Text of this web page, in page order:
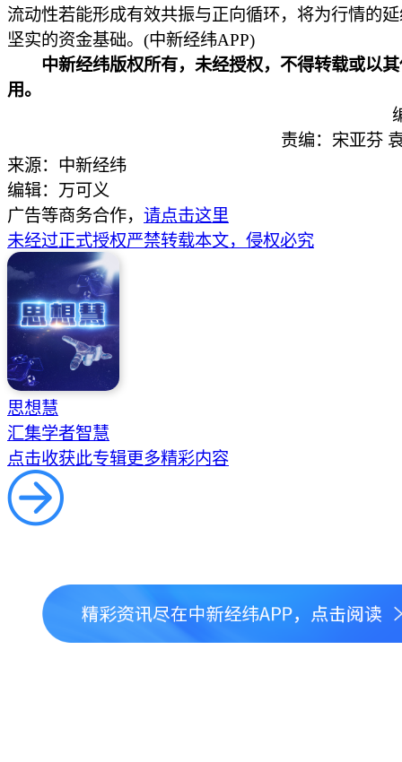
流动性若能形成有效共振与正向循环，将为行情的
坚实的资金基础。(中新经纬APP)
中新经纬版权所有，未经授权，不得转载或以
用。
责编：宋亚芬
来源：中新经纬
编辑：万可义
广告等商务合作， 请点击这里
未经过正式授权严禁转载本文，侵权必究
思想慧
汇集学者智慧
点击收获此专辑更多精彩内容